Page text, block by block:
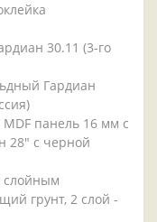
30.11 (3-го
Гардиан
панель 16 мм с
28" с черной
грунт, 2 слой -